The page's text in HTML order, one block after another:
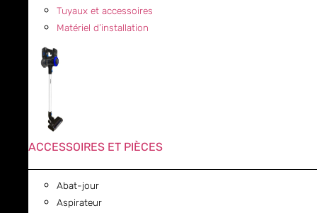
Tuyaux et accessoires
Matériel d’installation
ACCESSOIRES ET PIÈCES
Abat-jour
Aspirateur